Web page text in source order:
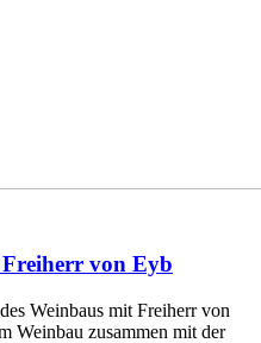
von Eyb
Weinbaus mit Freiherr von
Weinbau zusammen mit der